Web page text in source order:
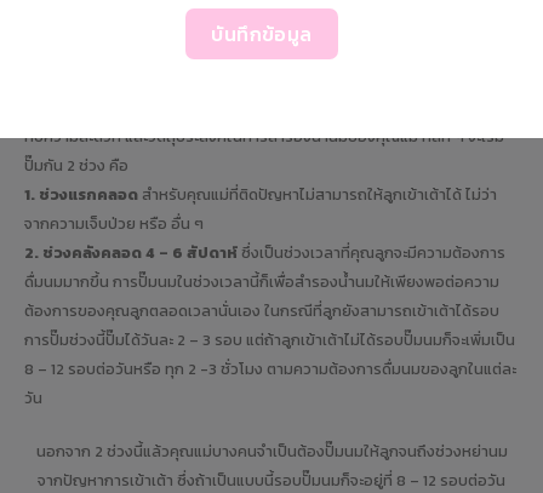
กับความสะดวก และวัตถุประสงค์ในการสำรองน้ำนมของคุณแม่ หลัก ๆ จะเริ่ม
ปั๊มกัน 2 ช่วง คือ
1. ช่วงแรกคลอด สำหรับคุณแม่ที่ติดปัญหาไม่สามารถให้ลูกเข้าเต้าได้ ไม่ว่า
จากความเจ็บป่วย หรือ อื่น ๆ
2. ช่วงคลังคลอด 4 – 6 สัปดาห์ ซึ่งเป็นช่วงเวลาที่คุณลูกจะมีความต้องการ
ดื่มนมมากขึ้น การปั๊มนมในช่วงเวลานี้ก็เพื่อสำรองน้ำนมให้เพียงพอต่อความ
ต้องการของคุณลูกตลอดเวลานั่นเอง ในกรณีที่ลูกยังสามารถเข้าเต้าได้รอบ
การปั๊มช่วงนี้ปั๊มได้วันละ 2 – 3 รอบ แต่ถ้าลูกเข้าเต้าไม่ได้รอบปั๊มนมก็จะเพิ่มเป็น
8 – 12 รอบต่อวันหรือ ทุก 2 -3 ชั่วโมง ตามความต้องการดื่มนมของลูกในแต่ละ
วัน
นอกจาก 2 ช่วงนี้แล้วคุณแม่บางคนจำเป็นต้องปั๊มนมให้ลูกจนถึงช่วงหย่านม
จากปัญหาการเข้าเต้า ซึ่งถ้าเป็นแบบนี้รอบปั๊มนมก็จะอยู่ที่ 8 – 12 รอบต่อวัน
บันทึกข้อมูล